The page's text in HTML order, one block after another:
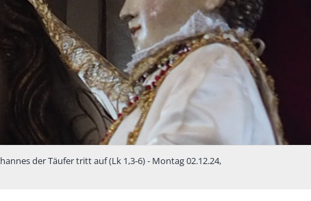
der Täufer tritt auf (Lk 1,3-6) - Montag 02.12.24,